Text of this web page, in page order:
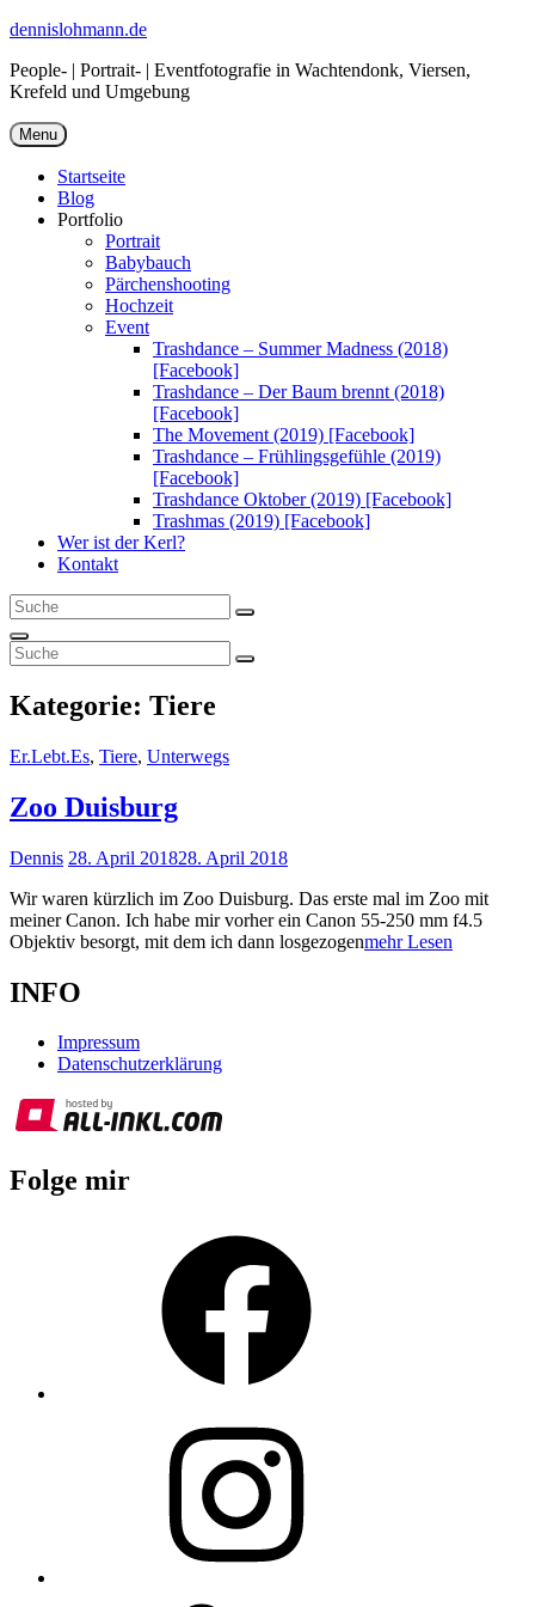
Skip
content
dennislohmann.de
People- | Portrait- | Eventfotografie in Wachtendonk, Viersen,
Krefeld und Umgebung
Menu
Startseite
Blog
Portfolio
Portrait
Babybauch
Pärchenshooting
Hochzeit
Event
Trashdance – Summer Madness (2018)
[Facebook]
Trashdance – Der Baum brennt (2018)
[Facebook]
The Movement (2019) [Facebook]
Trashdance – Frühlingsgefühle (2019)
[Facebook]
Trashdance Oktober (2019) [Facebook]
Trashmas (2019) [Facebook]
Wer ist der Kerl?
Kontakt
Search
for:
Search
Search
Search
for:
Search
Kategorie: Tiere
Cat
Er.Lebt.Es, Tiere, Unterwegs
Zoo Duisburg
Dennis Posted
28. April 201828. April 2018
Wir waren kürzlich im Zoo Duisburg. Das erste mal im Zoo mit
meiner Canon. Ich habe mir vorher ein Canon 55-250 mm f4.5
Objektiv besorgt, mit dem ich dann losgezogenmehr Lesen
INFO
Impressum
Datenschutzerklärung
Folge mir